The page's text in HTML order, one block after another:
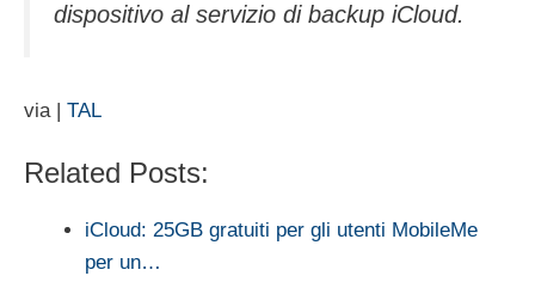
dispositivo al servizio di backup iCloud.
via | TAL
Related Posts:
iCloud: 25GB gratuiti per gli utenti MobileMe
per un…